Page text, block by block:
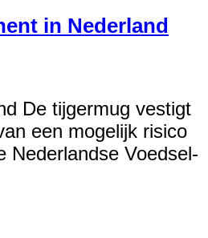
in Nederland
De tijgermug vestigt
een mogelijk risico
Nederlandse Voedsel-